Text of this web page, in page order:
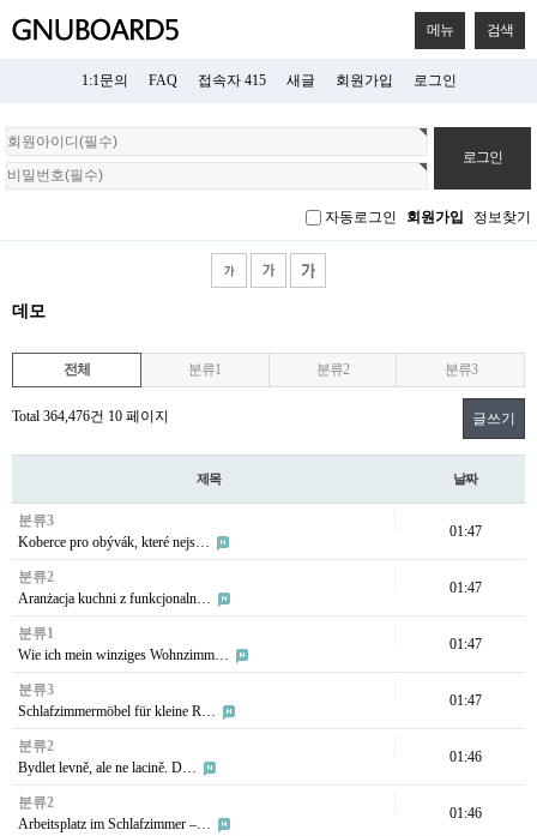
메뉴 검색
1:1문의 FAQ 접속자 415 새글 회원가입 로그인
회
원
로
자동로그인 회원가입 정보찾기
데모
전체 분류1 분류2 분류3
Total 364,476건 10 페이지 글쓰기
제목 날짜
분류3
Koberce pro obývák, které nejs…
01:47
분류2
Aranżacja kuchni z funkcjonaln…
01:47
분류1
Wie ich mein winziges Wohnzimm…
01:47
분류3
Schlafzimmermöbel für kleine R…
01:47
분류2
Bydlet levně, ale ne lacině. D…
01:46
분류2
Arbeitsplatz im Schlafzimmer –…
01:46